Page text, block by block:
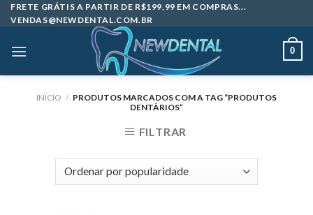
Skip
to
FRETE GRÁTIS A PARTIR DE R$199,99 EM COMPRAS...
VENDAS@NEWDENTAL.COM.BR
0
INÍCIO / PRODUTOS MARCADOS COM A TAG “PRODUTOS
DENTÁRIOS”
FILTRAR